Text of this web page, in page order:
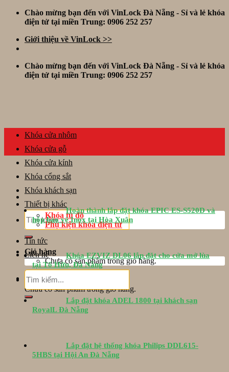
Skip
Chào mừng bạn đến với VinLock Đà Nẵng - Sỉ và lẻ khóa
điện tử tại miền Trung: 0906 252 257
Giới thiệu về VinLock >>
Chào mừng bạn đến với VinLock Đà Nẵng - Sỉ và lẻ khóa
điện tử tại miền Trung: 0906 252 257
Tìm
kiếm:
Giỏ hàng
Chưa có sản phẩm trong giỏ hàng.
Giỏ hàng
Chưa có sản phẩm trong giỏ hàng.
Khóa cửa nhôm
Khóa cửa gỗ
Khóa cửa kính
Khóa cổng sắt
Khóa khách sạn
Thiết bị khác
Khóa tủ đồ
Phụ kiện khóa điện tử
Tin tức
Liên hệ
Tìm
kiếm:
Hoàn thành lắp đặt khóa EPIC ES-S520D và
hộp bảo vệ Inox tại Hòa Xuân
Khóa EZVIZ DL06 lắp đặt cho cửa mở lùa
tại Tố Hữu, Đà Nẵng
Lắp đặt khóa ADEL 1800 tại khách sạn
RoyalL Đà Nẵng
Lắp đặt hệ thống khóa Philips DDL615-
5HBS tại Hội An Đà Nẵng